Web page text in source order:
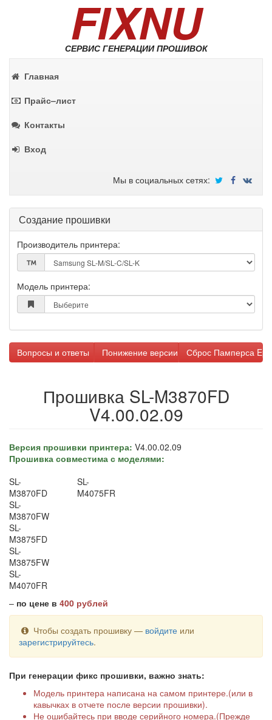
FIXNU
СЕРВИС ГЕНЕРАЦИИ ПРОШИВОК
Главная
Прайс–лист
Контакты
Вход
Мы в социальных сетях:
Создание прошивки
Производитель принтера:
Модель принтера:
Вопросы и ответы Понижение версии прошивкиСброс Памперса
Прошивка SL-M3870FD
V4.00.02.09
Версия прошивки принтера: V4.00.02.09
Прошивка совместима с моделями:
SL-
M3870FD
SL-
M3870FW
SL-
M3875FD
SL-
M3875FW
SL-
M4070FR
SL-
M4075FR
– по цене в 400 рублей
Чтобы создать прошивку — войдитеили
зарегистрируйтесь.
При генерации фикс прошивки, важно знать:
Модель принтера написана на самом принтере.(или в
кавычках в отчете после версии прошивки).
Не ошибайтесь при вводе серийного номера.(Прежде